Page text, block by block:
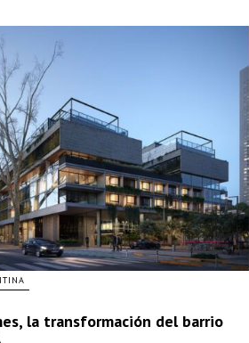
la transformación del barrio